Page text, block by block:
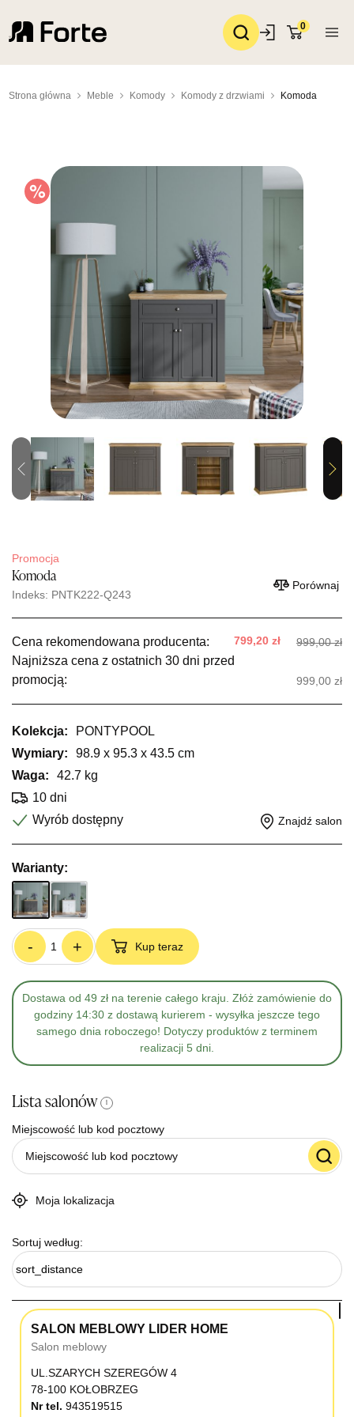
0
Strona główna Meble Komody Komody z drzwiami Komoda
Previous Next
Promocja
Komoda
Indeks: PNTK222-Q243
Porównaj
Cena rekomendowana producenta: 799,20 zł 999,00 zł
Najniższa cena z ostatnich 30 dni przed
promocją:
999,00 zł
Kolekcja:
PONTYPOOL
Wymiary:
98.9 x 95.3 x 43.5 cm
Waga:
42.7 kg
10 dni
Wyrób dostępny
Znajdź salon
Warianty:
- + Kup teraz
Dostawa od 49 zł na terenie całego kraju. Złóż zamówienie do
godziny 14:30 z dostawą kurierem - wysyłka jeszcze tego
samego dnia roboczego! Dotyczy produktów z terminem
realizacji 5 dni.
Lista salonów i
Miejscowość lub kod pocztowy
Moja lokalizacja
Sortuj według:
sort_distance
SALON MEBLOWY LIDER HOME
Salon meblowy
UL.SZARYCH SZEREGÓW 4
78-100 KOŁOBRZEG
Nr tel. 943519515